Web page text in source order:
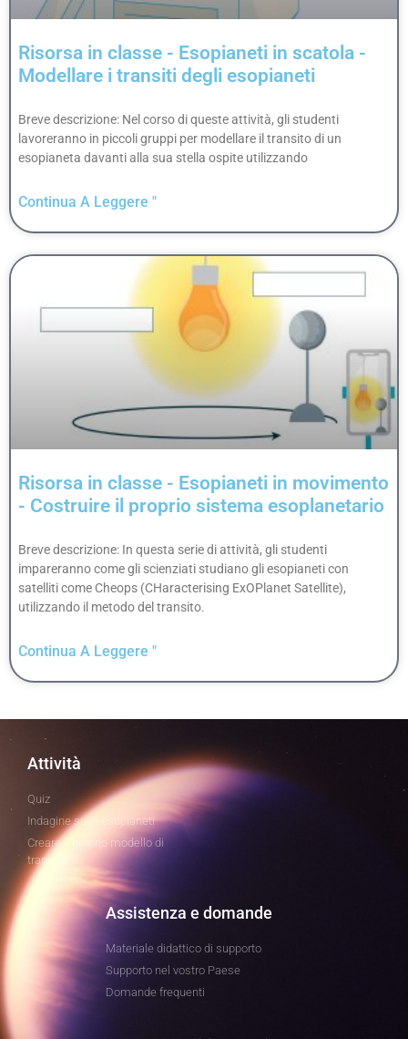
Risorsa in classe - Esopianeti in scatola -
Modellare i transiti degli esopianeti
Breve descrizione: Nel corso di queste attività, gli studenti
lavoreranno in piccoli gruppi per modellare il transito di un
esopianeta davanti alla sua stella ospite utilizzando
Continua A Leggere "
Risorsa in classe - Esopianeti in movimento
- Costruire il proprio sistema esoplanetario
Breve descrizione: In questa serie di attività, gli studenti
impareranno come gli scienziati studiano gli esopianeti con
satelliti come Cheops (CHaracterising ExOPlanet Satellite),
utilizzando il metodo del transito.
Continua A Leggere "
Attività
Quiz
Indagine sugli esopianeti
Creare il proprio modello di
transito
Assistenza e domande
Materiale didattico di supporto
Supporto nel vostro Paese
Domande frequenti